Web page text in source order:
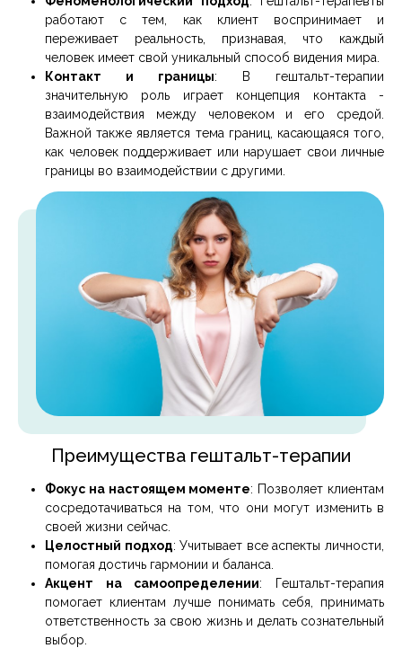
работают с тем, как клиент воспринимает и
переживает реальность, признавая, что каждый
человек имеет свой уникальный способ видения мира.
Контакт и границы: В гештальт-терапии
значительную роль играет концепция контакта -
взаимодействия между человеком и его средой.
Важной также является тема границ, касающаяся того,
как человек поддерживает или нарушает свои личные
границы во взаимодействии с другими.
Преимущества гештальт-терапии
Фокус на настоящем моменте: Позволяет клиентам
сосредотачиваться на том, что они могут изменить в
своей жизни сейчас.
Целостный подход: Учитывает все аспекты личности,
помогая достичь гармонии и баланса.
Акцент на самоопределении: Гештальт-терапия
помогает клиентам лучше понимать себя, принимать
ответственность за свою жизнь и делать сознательный
выбор.